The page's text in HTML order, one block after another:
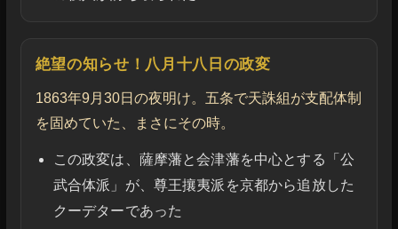
絶望の知らせ！八月十八日の政変
1863年9月30日の夜明け。五条で天誅組が支配体制
を固めていた、まさにその時。
この政変は、薩摩藩と会津藩を中心とする「公
武合体派」が、尊王攘夷派を京都から追放した
クーデターであった